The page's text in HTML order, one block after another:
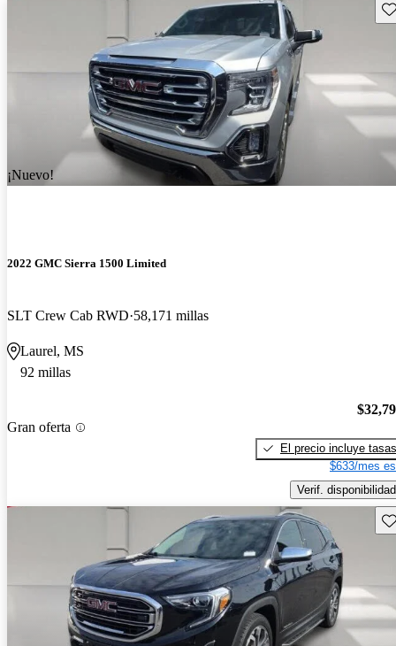
¡Nuevo!
2022 GMC Sierra 1500 Limited
SLT Crew Cab RWD 58,171 millas
Laurel, MS
92 millas
Gran oferta
El precio incluye tasas
$633/mes
Verif. disponibilidad